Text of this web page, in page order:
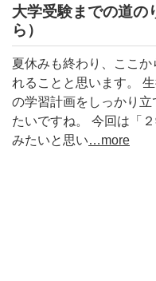
大学受験までの道の
ら）
夏休みも終わり、ここ
れることと思います。
の学習計画をしっかり
たいですね。 今回は「
みたいと思い…more